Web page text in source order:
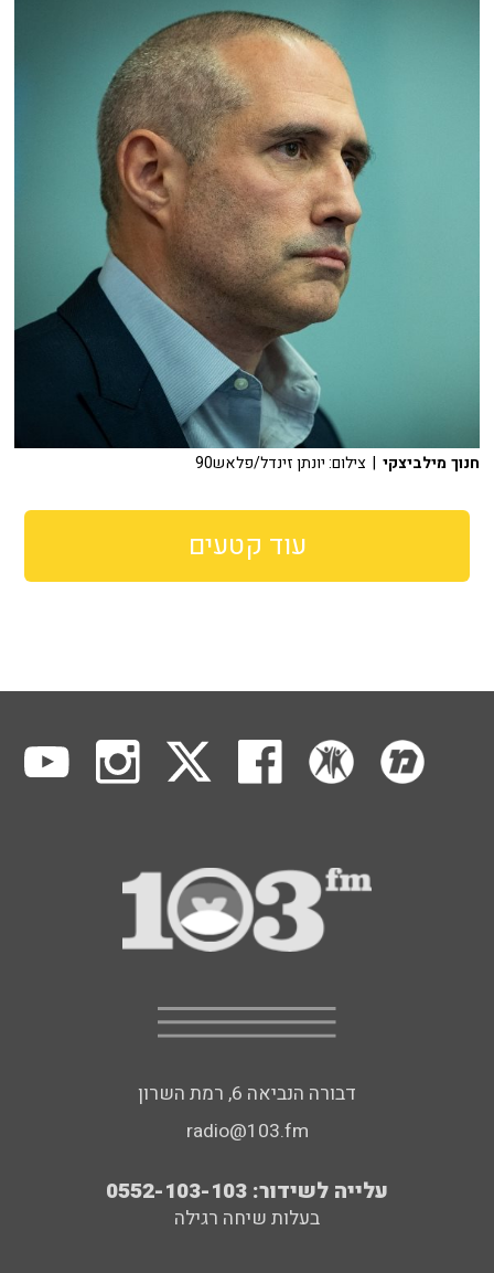
חנוך מילביצקי | צילום: יונתן זינדל/פלאש90
עוד קטעים
דבורה הנביאה 6, רמת השרון
radio@103.fm
עלייה לשידור: 0552-103-103
בעלות שיחה רגילה